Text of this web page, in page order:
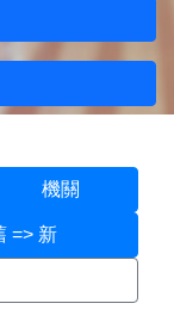
機關
=> 新